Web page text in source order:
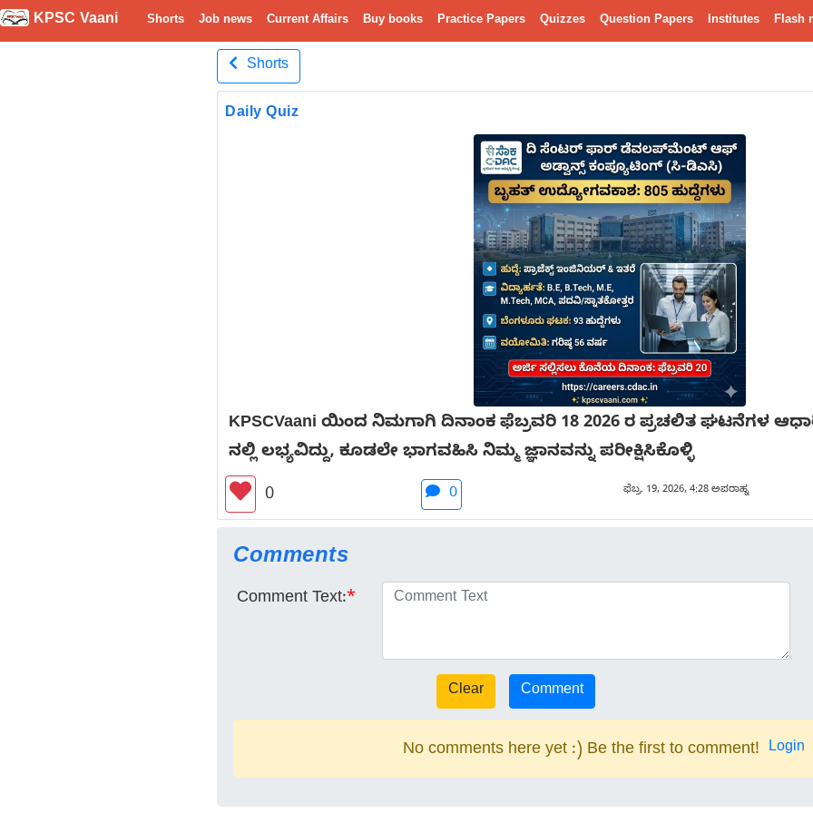
KPSC Vaani Shorts Job news Current Affairs Buy books Practice Papers Quizzes Question Papers Institutes Flash
Shorts
Daily Quiz
KPSCVaani ಯಿಂದ ನಿಮಗಾಗಿ ದಿನಾಂಕ ಫೆಬ್ರವರಿ 18 2026 ರ ಪ್ರಚಲಿತ ಘಟನೆಗಳ
ನಲ್ಲಿ ಲಭ್ಯವಿದ್ದು, ಕೂಡಲೇ ಭಾಗವಹಿಸಿ ನಿಮ್ಮ ಜ್ಞಾನವನ್ನು ಪರೀಕ್ಷಿಸಿಕೊಳ್ಳಿ
0
0 ಫೆಬ್ರ. 19, 2026, 4:28 ಅಪರಾಹ್ನ
Comments
Comment Text:*
No comments here yet :) Be the first to comment! Login